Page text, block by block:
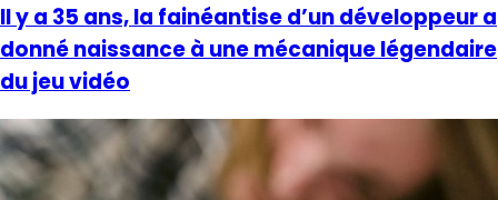
Il y a 35 ans, la fainéantise d’un développeur a
donné naissance à une mécanique légendaire
du jeu vidéo